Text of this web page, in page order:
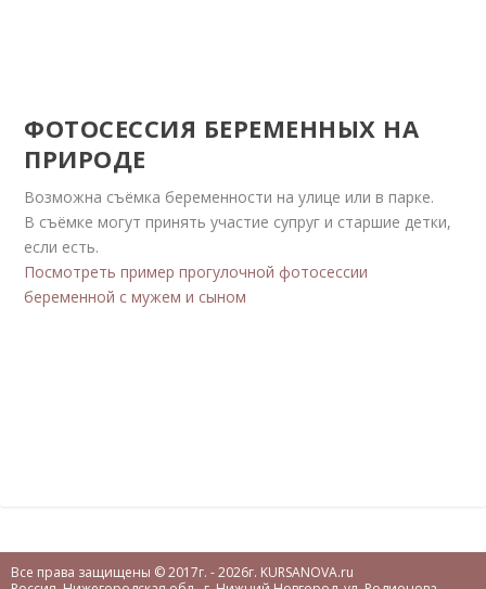
ФОТОСЕССИЯ БЕРЕМЕННЫХ НА
ПРИРОДЕ
Возможна съёмка беременности на улице или в парке.
В съёмке могут принять участие супруг и старшие детки,
если есть.
Посмотреть пример прогулочной фотосессии
беременной с мужем и сыном
Все права защищены © 2017г. - 2026г. KURSANOVA.ru